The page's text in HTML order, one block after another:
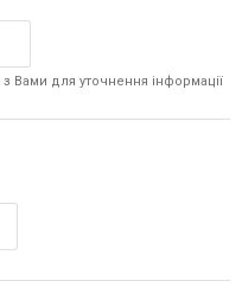
Вами для уточнення інформації